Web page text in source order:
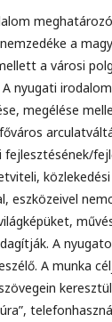
a
a városi
nyugati
megélése
közlekedési
eszközeivel
A
A munka